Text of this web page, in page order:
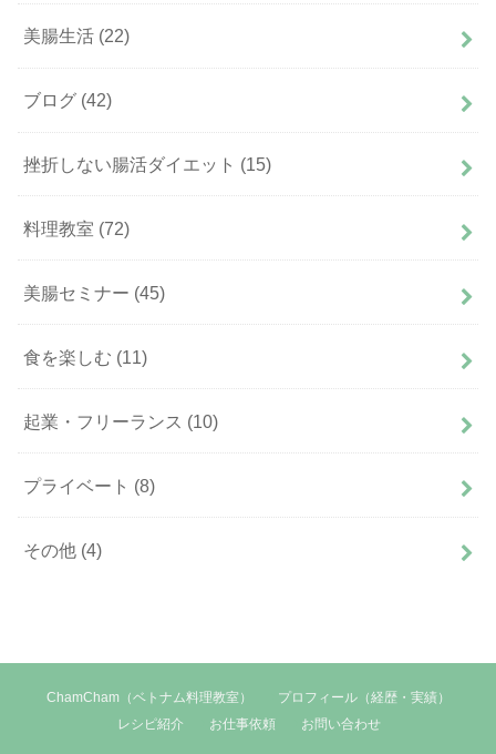
美腸生活 (22)
ブログ (42)
挫折しない腸活ダイエット (15)
料理教室 (72)
美腸セミナー (45)
食を楽しむ (11)
起業・フリーランス (10)
プライベート (8)
その他 (4)
ChamCham（ベトナム料理教室）
プロフィール（経歴・実績）
レシピ紹介
お仕事依頼 お問い合わせ